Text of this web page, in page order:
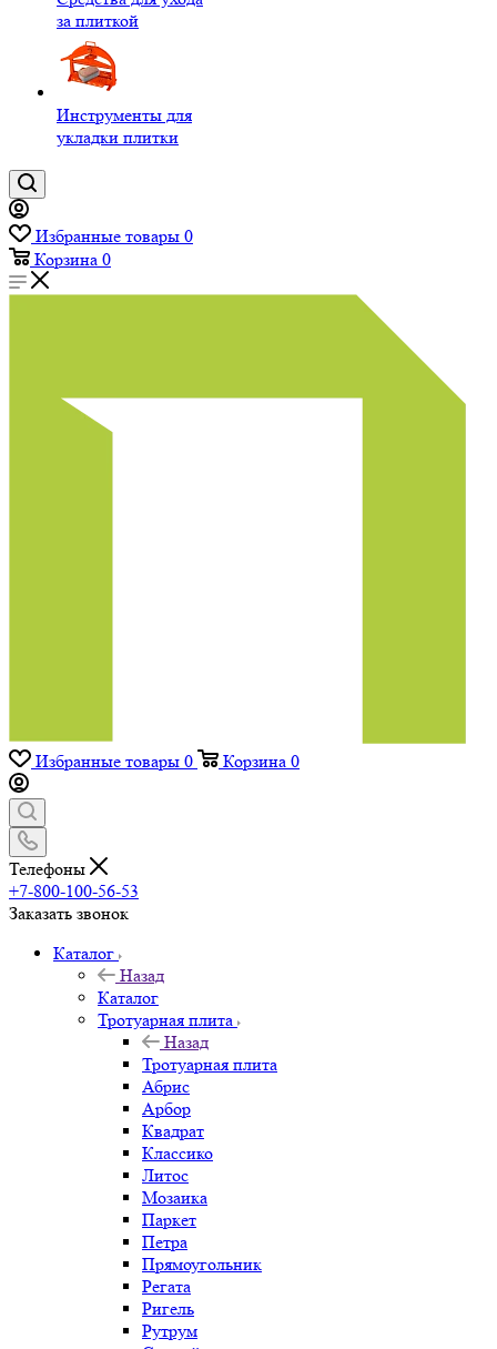
за плиткой
Инструменты для
укладки плитки
Избранные товары 0
Корзина 0
Избранные товары 0 Корзина 0
Телефоны
+7-800-100-56-53
Заказать звонок
Каталог
Назад
Каталог
Тротуарная плита
Назад
Тротуарная плита
Абрис
Арбор
Квадрат
Классико
Литос
Мозаика
Паркет
Петра
Прямоугольник
Регата
Ригель
Рутрум